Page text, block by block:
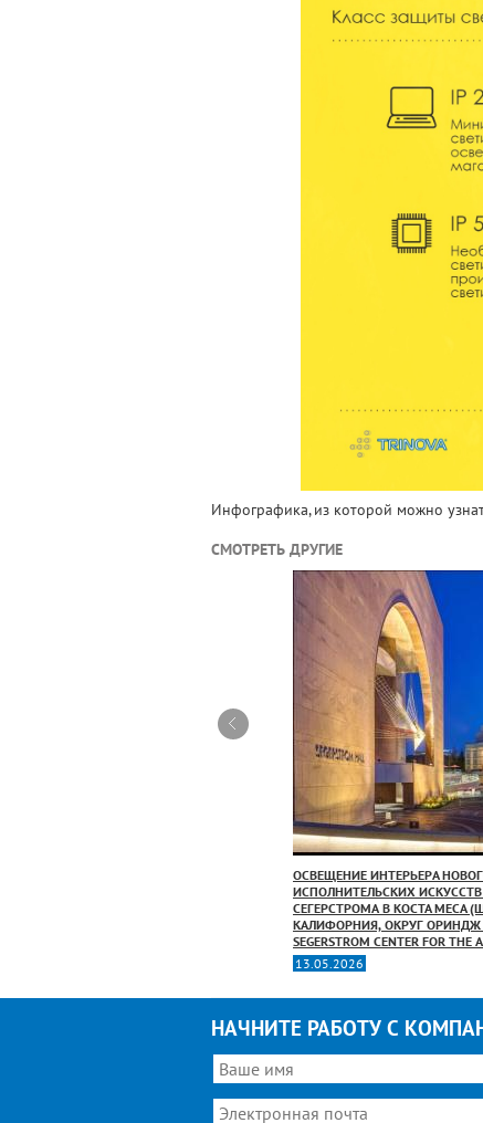
Инфографика, из которой можно
СМОТРЕТЬ ДРУГИЕ
ОСВЕЩЕНИЕ ИНТЕРЬЕРА
ИСПОЛНИТЕЛЬСКИХ
СЕГЕРСТРОМА В КОСТА МЕСА
КАЛИФОРНИЯ, ОКРУГ ОРИНДЖ
SEGERSTROM CENTER FOR THE
13.05.2026
НАЧНИТЕ РАБОТУ С